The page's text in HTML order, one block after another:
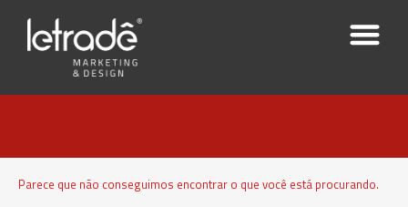
Parece que não conseguimos encontrar o que você está procurando.